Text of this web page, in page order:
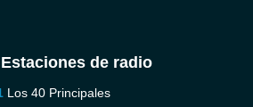
de radio
Los 40 Principales